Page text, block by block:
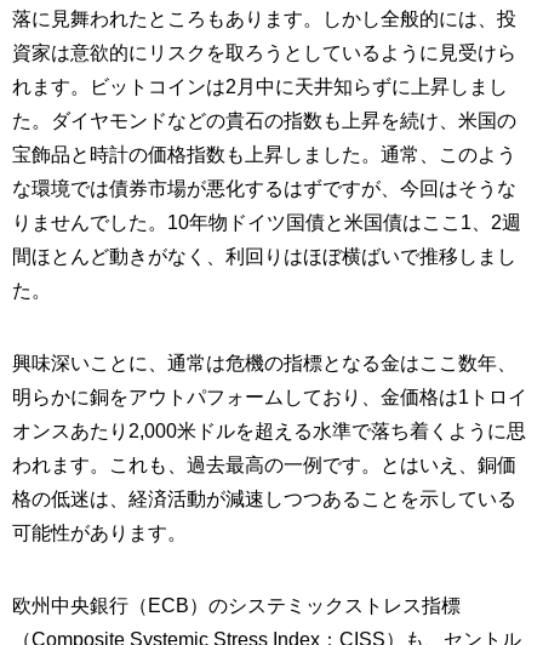
落に見舞われたところもあります。しかし全般的には、投
資家は意欲的にリスクを取ろうとしているように見受けら
れます。ビットコインは2月中に天井知らずに上昇しまし
た。ダイヤモンドなどの貴石の指数も上昇を続け、米国の
宝飾品と時計の価格指数も上昇しました。通常、このよう
な環境では債券市場が悪化するはずですが、今回はそうな
りませんでした。10年物ドイツ国債と米国債はここ1、2週
間ほとんど動きがなく、利回りはほぼ横ばいで推移しまし
た。
興味深いことに、通常は危機の指標となる金はここ数年、
明らかに銅をアウトパフォームしており、金価格は1トロイ
オンスあたり2,000米ドルを超える水準で落ち着くように思
われます。これも、過去最高の一例です。とはいえ、銅価
格の低迷は、経済活動が減速しつつあることを示している
可能性があります。
欧州中央銀行（ECB）のシステミックストレス指標
（Composite Systemic Stress Index：CISS）も、セントル